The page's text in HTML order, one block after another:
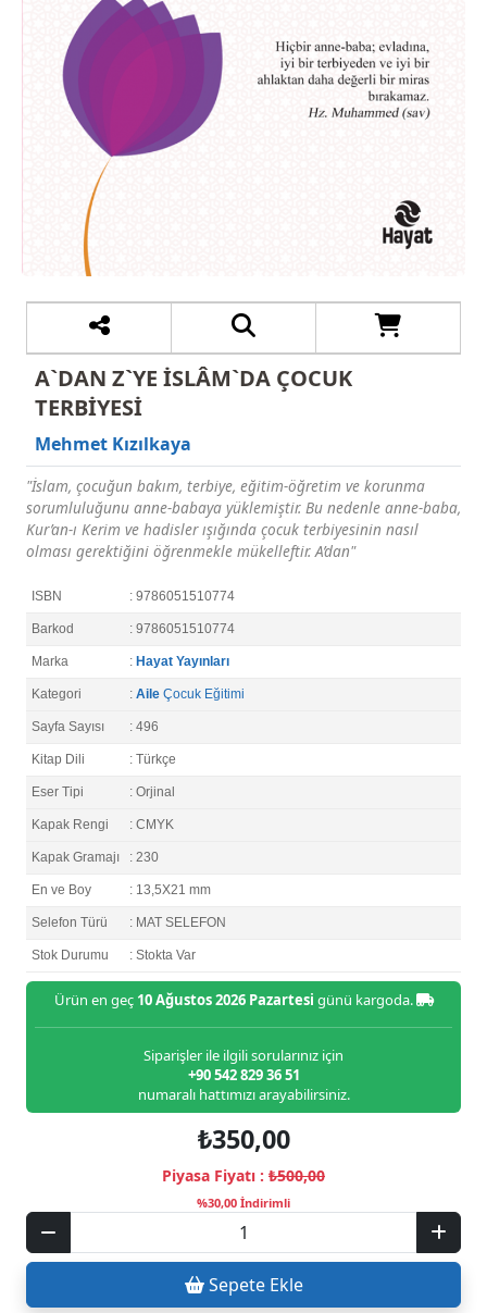
A`DAN Z`YE İSLÂM`DA ÇOCUK
TERBİYESİ
Mehmet Kızılkaya
"İslam, çocuğun bakım, terbiye, eğitim-öğretim ve korunma
sorumluluğunu anne-babaya yüklemiştir. Bu nedenle anne-baba,
Kur’an-ı Kerim ve hadisler ışığında çocuk terbiyesinin nasıl
olması gerektiğini öğrenmekle mükelleftir. A’dan"
ISBN : 9786051510774
Barkod : 9786051510774
Marka : Hayat Yayınları
Kategori : Aile Çocuk Eğitimi
Sayfa Sayısı : 496
Kitap Dili : Türkçe
Eser Tipi : Orjinal
Kapak Rengi : CMYK
Kapak Gramajı : 230
En ve Boy : 13,5X21 mm
Selefon Türü : MAT SELEFON
Stok Durumu : Stokta Var
Ürün en geç 10 Ağustos 2026 Pazartesi günü kargoda.
Siparişler ile ilgili sorularınız için
+90 542 829 36 51
numaralı hattımızı arayabilirsiniz.
₺350,00
Piyasa Fiyatı : ₺500,00
%30,00 İndirimli
Sepete Ekle